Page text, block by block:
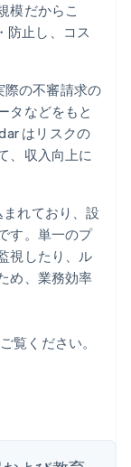
模だからこ
防止し、コス
際の不審請求の
タなどをもと
はリスクの
、収入向上に
れており、設
す。単一のプ
視したり、ル
め、業務効率
覧ください。